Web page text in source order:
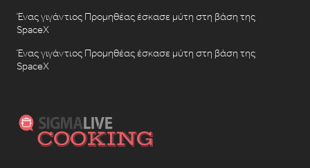
Ένας γιγάντιος Προμηθέας έσκασε μύτη στη βάση της
SpaceX
Ένας γιγάντιος Προμηθέας έσκασε μύτη στη βάση της
SpaceX